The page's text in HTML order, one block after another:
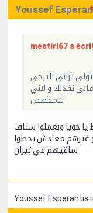
Youssef
mestiri67 a
تراني الترجي
نفدلك و لاني
نتمقصص
خويا ونعملوا ستاف
غيرهم معادش يحطوا
ساقيهم في تيران
Youssef